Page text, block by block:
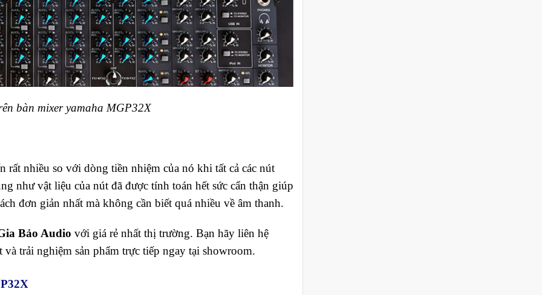
bàn mixer yamaha MGP32X
rất nhiều so với dòng tiền nhiệm của nó khi tất cả các nút
như vật liệu của nút đã được tính toán hết sức cẩn thận giúp
đơn giản nhất mà không cần biết quá nhiều về âm thanh.
Bảo Audio với giá rẻ nhất thị trường. Bạn hãy liên hệ
trải nghiệm sản phẩm trực tiếp ngay tại showroom.